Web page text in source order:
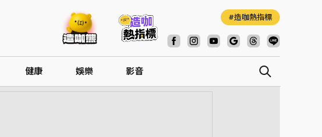
造咖熱指標
健康 娛樂 影音